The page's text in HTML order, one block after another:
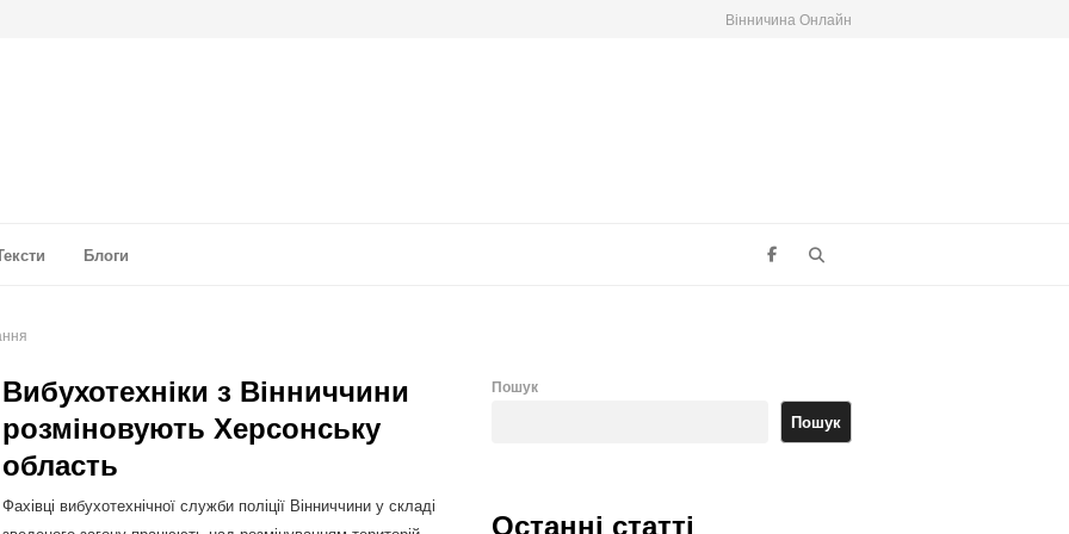
Вінничина Онлайн
Блоги
Вибухотехніки з Вінниччини
розміновують Херсонську
область
Фахівці вибухотехнічної служби поліції Вінниччини у складі
Пошук
Пошук
Останні статті